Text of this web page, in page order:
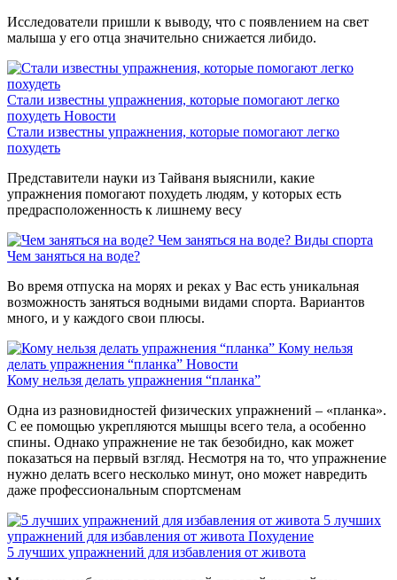
Исследователи пришли к выводу, что с появлением на свет
малыша у его отца значительно снижается либидо.
Стали известны упражнения, которые помогают легко
похудеть Новости
Стали известны упражнения, которые помогают легко
похудеть
Представители науки из Тайваня выяснили, какие
упражнения помогают похудеть людям, у которых есть
предрасположенность к лишнему весу
Чем заняться на воде? Виды спорта
Чем заняться на воде?
Во время отпуска на морях и реках у Вас есть уникальная
возможность заняться водными видами спорта. Вариантов
много, и у каждого свои плюсы.
Кому нельзя
делать упражнения “планка” Новости
Кому нельзя делать упражнения “планка”
Одна из разновидностей физических упражнений – «планка».
С ее помощью укрепляются мышцы всего тела, а особенно
спины. Однако упражнение не так безобидно, как может
показаться на первый взгляд. Несмотря на то, что упражнение
нужно делать всего несколько минут, оно может навредить
даже профессиональным спортсменам
5 лучших
упражнений для избавления от живота Похудение
5 лучших упражнений для избавления от живота